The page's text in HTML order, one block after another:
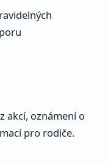
akcí, oznámení o
pro rodiče.